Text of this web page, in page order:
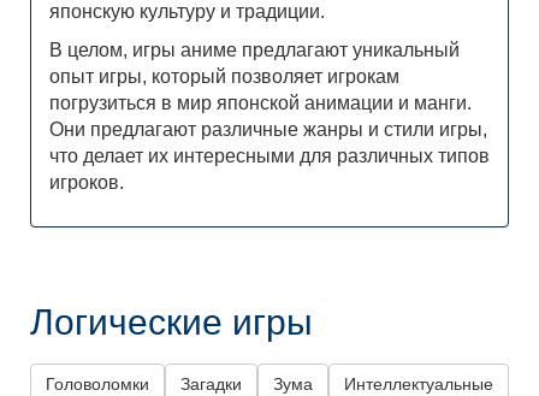
японскую культуру и традиции.
В целом, игры аниме предлагают уникальный
опыт игры, который позволяет игрокам
погрузиться в мир японской анимации и манги.
Они предлагают различные жанры и стили игры,
что делает их интересными для различных типов
игроков.
Логические игры
Головоломки Загадки Зума Интеллектуальные